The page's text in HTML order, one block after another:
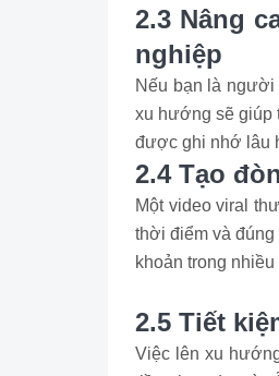
2.3 Nâng
nghiệp
Nếu bạn là người
xu hướng sẽ giúp
được ghi nhớ lâu
2.4 Tạo
Một video viral
thời điểm và
khoản trong
2.5 Tiết
Việc lên xu